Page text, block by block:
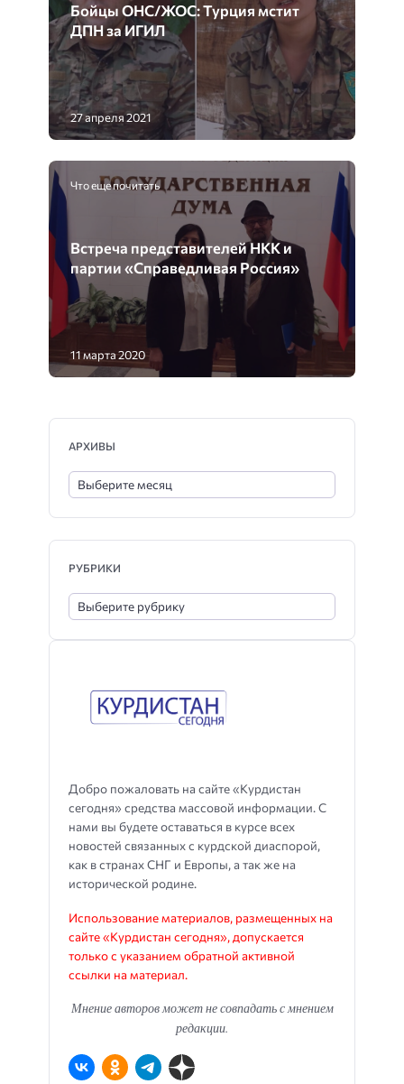
Бойцы ОНС/ЖОС: Турция мстит
ДПН за ИГИЛ
27 апреля 2021
Что еще почитать
Встреча представителей НКК и
партии «Справедливая Россия»
11 марта 2020
Добро пожаловать на сайте «Курдистан
сегодня» средства массовой информации. С
нами вы будете оставаться в курсе всех
новостей связанных с курдской диаспорой,
как в странах СНГ и Европы, а так же на
исторической родине.
Использование материалов, размещенных на
сайте «Курдистан сегодня», допускается
только с указанием обратной активной
ссылки на материал.
Мнение авторов может не совпадать с мнением
редакции.
АРХИВЫ
РУБРИКИ